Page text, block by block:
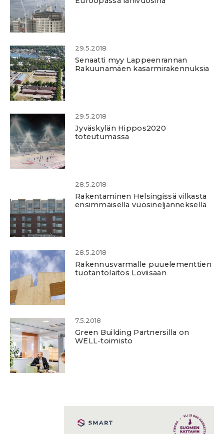
29.5.2018
Senaatti myy Lappeenrannan
Rakuunamäen kasarmirakennuksia
29.5.2018
Jyväskylän Hippos2020
toteutumassa
28.5.2018
Rakentaminen Helsingissä vilkasta
ensimmäisellä vuosineljänneksellä
28.5.2018
Rakennusvarmalle puuelementtien
tuotantolaitos Loviisaan
7.5.2018
Green Building Partnersilla on
WELL-toimisto